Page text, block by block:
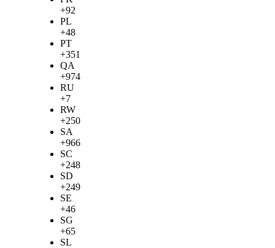
+92
PL
+48
PT
+351
QA
+974
RU
+7
RW
+250
SA
+966
SC
+248
SD
+249
SE
+46
SG
+65
SL